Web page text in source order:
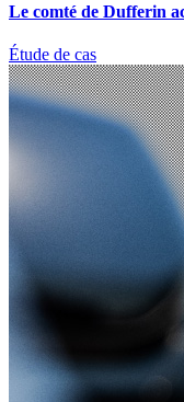
Le comté de Dufferin
Étude de cas